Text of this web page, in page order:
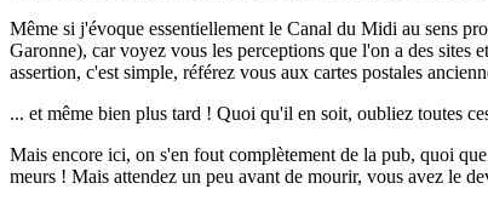
Même si j'évoque essentiellement le Canal du Midi au sens
Garonne), car voyez vous les perceptions que l'on a des sites
assertion, c'est simple, référez vous aux cartes postales
... et même bien plus tard ! Quoi qu'il en soit, oubliez toutes
Mais encore ici, on s'en fout complètement de la pub, quoi
meurs ! Mais attendez un peu avant de mourir, vous avez le